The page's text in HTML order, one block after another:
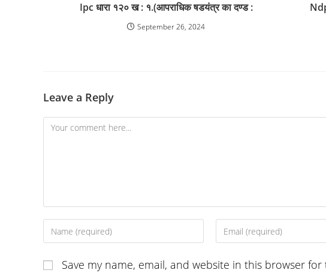
Ipc धारा १२० ख : १.(आपराधिक षडयंत्र का दण्ड :
September 26, 2024
Leave a Reply
Comment
Enter
your
Enter
your
Save my name, email, and website in this browser